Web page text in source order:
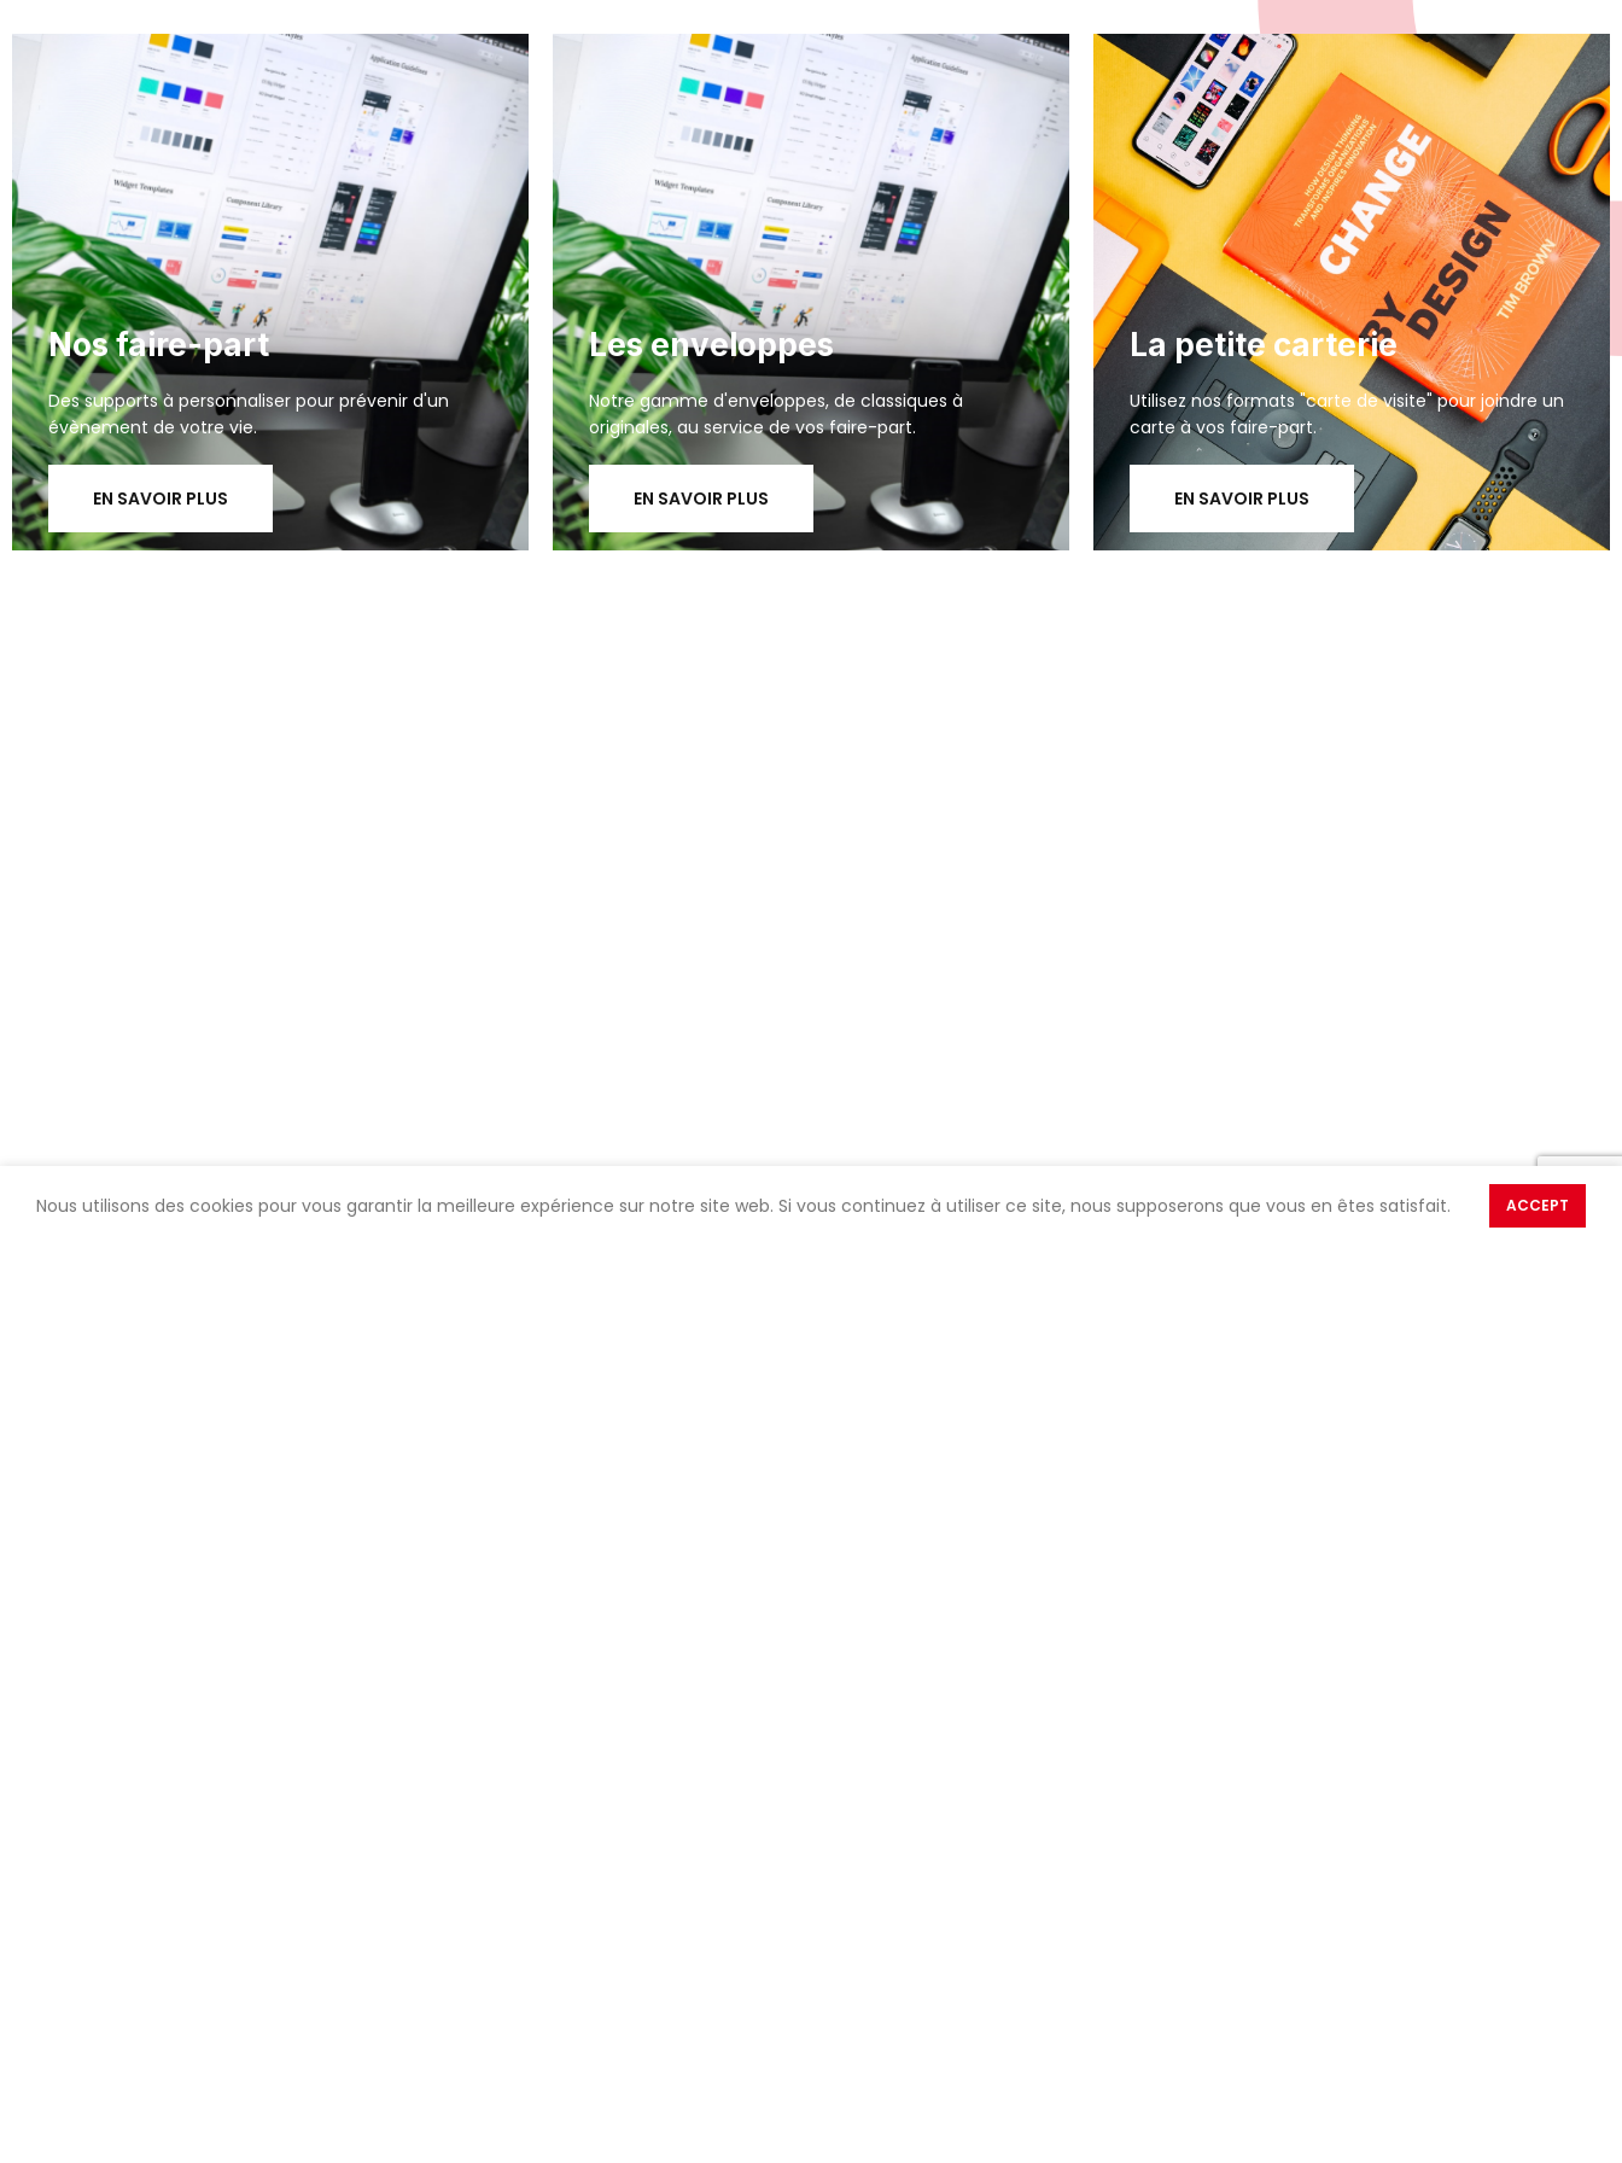
Nos faire-part
Des supports à personnaliser pour prévenir d'un
évènement de votre vie.
EN SAVOIR PLUS
Les enveloppes
Notre gamme d'enveloppes, de classiques à
originales, au service de vos faire-part.
EN SAVOIR PLUS
La petite carterie
Utilisez nos formats "carte de visite" pour joindre un
carte à vos faire-part.
EN SAVOIR PLUS
Nous utilisons des cookies pour vous garantir la meilleure expérience sur notre site web. Si vous continuez à utiliser ce site, nous supposerons que vous en êtes satisfait. ACCEPT